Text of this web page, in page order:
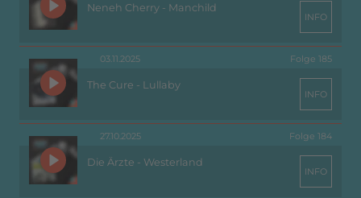
Neneh Cherry - Manchild
INFO
03.11.2025 Folge 185
The Cure - Lullaby
INFO
27.10.2025 Folge 184
Die Ärzte - Westerland
INFO